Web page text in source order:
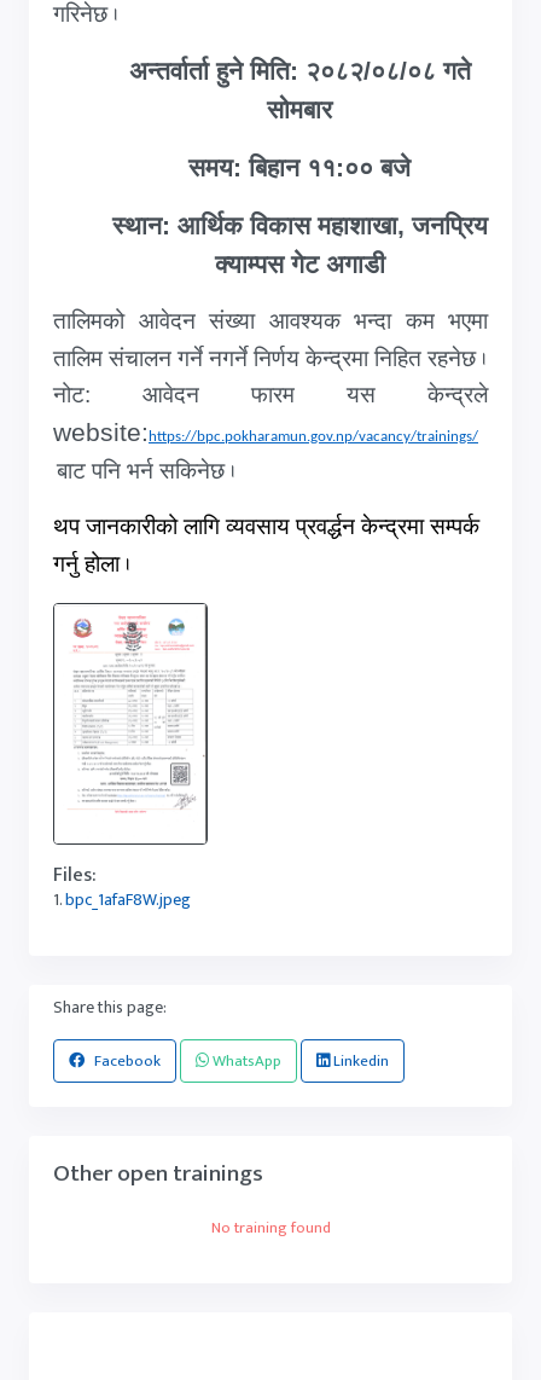
गरिनेछ .
अन्तर्वार्ता हुने मिति: २०८२/०८/०८ गते
सोमबार
समय: बिहान ११:०० बजे
स्थान: आर्थिक विकास महाशाखा, जनप्रिय
क्याम्पस गेट अगाडी
तालिमको आवेदन संख्या आवश्यक भन्दा कम भएमा
तालिम संचालन गर्ने नगर्ने निर्णय केन्द्रमा निहित रहनेछ .
नोट: आवेदन फारम यस केन्द्रले
website: https://bpc.pokharamun.gov.np/vacancy/trainings/
बाट पनि भर्न सकिनेछ .
थप जानकारीको लागि व्यवसाय प्रवर्द्धन केन्द्रमा सम्पर्क
गर्नु होला .
Files:
1.bpc_1afaF8W.jpeg
Share this page:
Facebook WhatsApp Linkedin
Other open trainings
No training found